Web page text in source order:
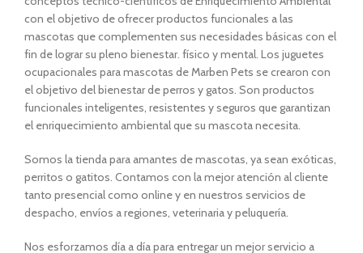
con el objetivo de ofrecer productos funcionales a las
mascotas que complementen sus necesidades básicas con el
fin de lograr su pleno bienestar. físico y mental. Los juguetes
ocupacionales para mascotas de Marben Pets se crearon con
el objetivo del bienestar de perros y gatos. Son productos
funcionales inteligentes, resistentes y seguros que garantizan
el enriquecimiento ambiental que su mascota necesita.
Somos la tienda para amantes de mascotas, ya sean exóticas,
perritos o gatitos. Contamos con la mejor atención al cliente
tanto presencial como online y en nuestros servicios de
despacho, envíos a regiones, veterinaria y peluquería.
Nos esforzamos día a día para entregar un mejor servicio a